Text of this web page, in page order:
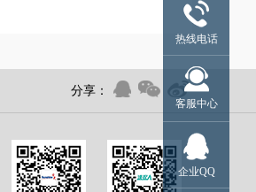
分享：
热线电话
客服中心
企业QQ